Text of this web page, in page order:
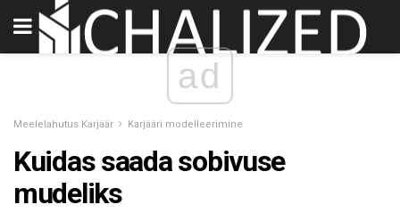
ad
Meelelahutus Karjäär Karjääri modelleerimine
Kuidas saada sobivuse
mudeliks